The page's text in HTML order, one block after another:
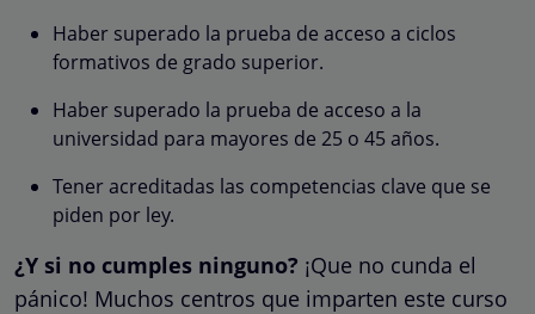
Haber superado la prueba de acceso a ciclos
formativos de grado superior.
Haber superado la prueba de acceso a la
universidad para mayores de 25 o 45 años.
Tener acreditadas las competencias clave que se
piden por ley.
¿Y si no cumples ninguno? ¡Que no cunda el
pánico! Muchos centros que imparten este curso